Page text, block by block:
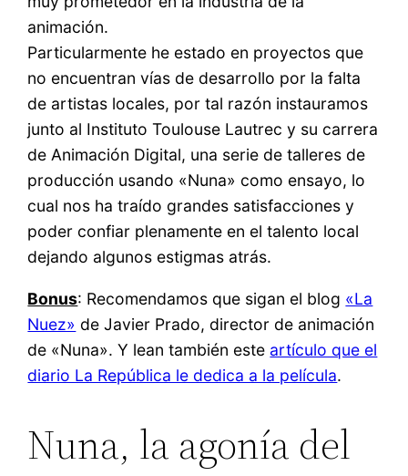
animación.
Particularmente he estado en proyectos que
no encuentran vías de desarrollo por la falta
de artistas locales, por tal razón instauramos
junto al Instituto Toulouse Lautrec y su carrera
de Animación Digital, una serie de talleres de
producción usando «Nuna» como ensayo, lo
cual nos ha traído grandes satisfacciones y
poder confiar plenamente en el talento local
dejando algunos estigmas atrás.
Bonus: Recomendamos que sigan el blog «La
Nuez» de Javier Prado, director de animación
de «Nuna». Y lean también este artículo que el
diario La República le dedica a la película.
Nuna, la agonía del